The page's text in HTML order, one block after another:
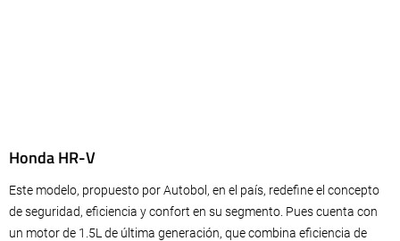
Honda HR-V
Este modelo, propuesto por Autobol, en el país, redefine el concepto
de seguridad, eficiencia y confort en su segmento. Pues cuenta con
un motor de 1.5L de última generación, que combina eficiencia de